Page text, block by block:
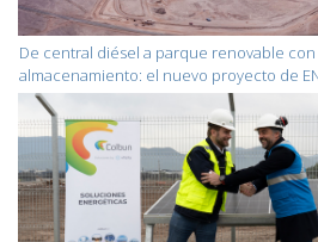
De central diésel a parque renovable con
almacenamiento: el nuevo proyecto de